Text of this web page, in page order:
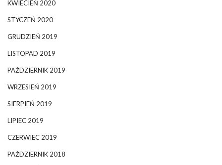
KWIECIEŃ 2020
STYCZEŃ 2020
GRUDZIEŃ 2019
LISTOPAD 2019
PAŹDZIERNIK 2019
WRZESIEŃ 2019
SIERPIEŃ 2019
LIPIEC 2019
CZERWIEC 2019
PAŹDZIERNIK 2018